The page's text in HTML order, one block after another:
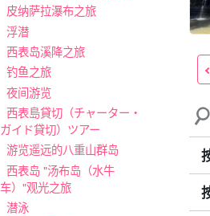
皮纳萨拉瀑布之旅
浮潜
西表岛溪降之旅
钓鱼之旅
夜间游览
西表島貸切（チャーター・
ガイド貸切）ツアー
游览遥远的八重山群岛
西表岛 "汤布岛（水牛
车）"观光之旅
潜泳